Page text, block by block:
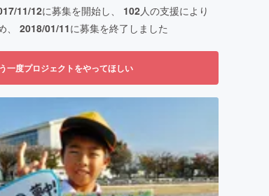
11/12に募集を開始し、 102人の支援により
、 2018/01/11に募集を終了しました
一度プロジェクトをやってほしい